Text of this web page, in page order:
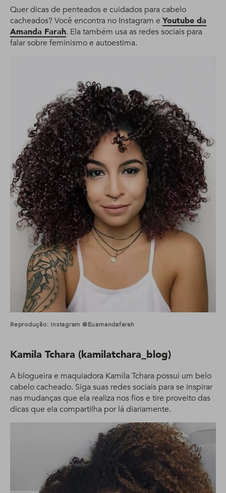
Quer dicas de penteados e cuidados para cabelo
cacheados? Você encontra no Instagram e Youtube da
Amanda Farah. Ela também usa as redes sociais para
falar sobre feminismo e autoestima.
Reprodução: Instagram @euamandafarah
Kamila Tchara (kamilatchara_blog)
A blogueira e maquiadora Kamila Tchara possui um belo
cabelo cacheado. Siga suas redes sociais para se inspirar
nas mudanças que ela realiza nos fios e tire proveito das
dicas que ela compartilha por lá diariamente.